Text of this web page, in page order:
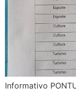
Informativo